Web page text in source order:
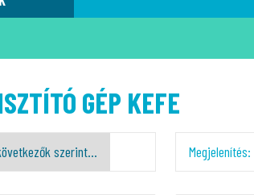
GÉP KEFE
Megjelenítés: